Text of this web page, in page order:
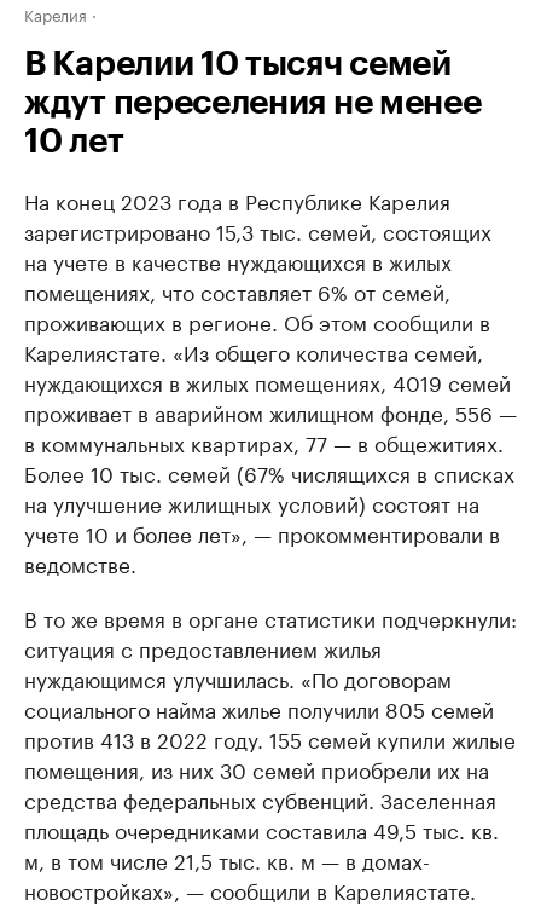
Карелия
В Карелии 10 тысяч семей
ждут переселения не менее
10 лет
На конец 2023 года в Республике Карелия
зарегистрировано 15,3 тыс. семей, состоящих
на учете в качестве нуждающихся в жилых
помещениях, что составляет 6% от семей,
проживающих в регионе. Об этом сообщили в
Карелиястате. «Из общего количества семей,
нуждающихся в жилых помещениях, 4019 семей
проживает в аварийном жилищном фонде, 556 —
в коммунальных квартирах, 77 — в общежитиях.
Более 10 тыс. семей (67% числящихся в списках
на улучшение жилищных условий) состоят на
учете 10 и более лет», — прокомментировали в
ведомстве.
В то же время в органе статистики подчеркнули:
ситуация с предоставлением жилья
нуждающимся улучшилась. «По договорам
социального найма жилье получили 805 семей
против 413 в 2022 году. 155 семей купили жилые
помещения, из них 30 семей приобрели их на
средства федеральных субвенций. Заселенная
площадь очередниками составила 49,5 тыс. кв.
м, в том числе 21,5 тыс. кв. м — в домах-
новостройках», — сообщили в Карелиястате.